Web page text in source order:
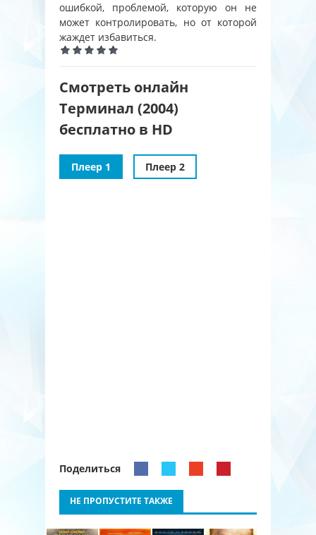
ошибкой, проблемой, которую он не
может контролировать, но от которой
жаждет избавиться.
Смотреть онлайн
Терминал (2004)
бесплатно в HD
Плеер 1 Плеер 2
Поделиться
НЕ ПРОПУСТИТЕ ТАКЖЕ